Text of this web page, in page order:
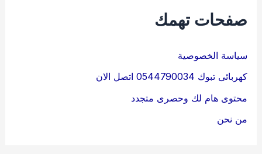
صفحات تهمك
سياسة الخصوصية
كهربائى تبوك 0544790034 اتصل الان
محتوى هام لك وحصرى متجدد
من نحن